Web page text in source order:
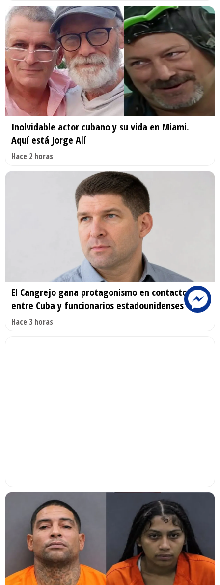
Inolvidable actor cubano y su vida en Miami.
Aquí está Jorge Alí
Hace 2 horas
El Cangrejo gana protagonismo en contactos
entre Cuba y funcionarios estadounidenses
Hace 3 horas